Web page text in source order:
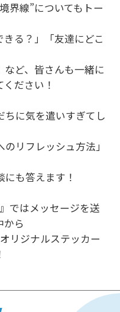
界線”についてもトー
きる？」「友達にどこ
など、皆さんも一緒に
ださい！
ちに気を遣いすぎてし
のリフレッシュ方法」
も答えます！
ではメッセージを送
から
リジナルステッカー